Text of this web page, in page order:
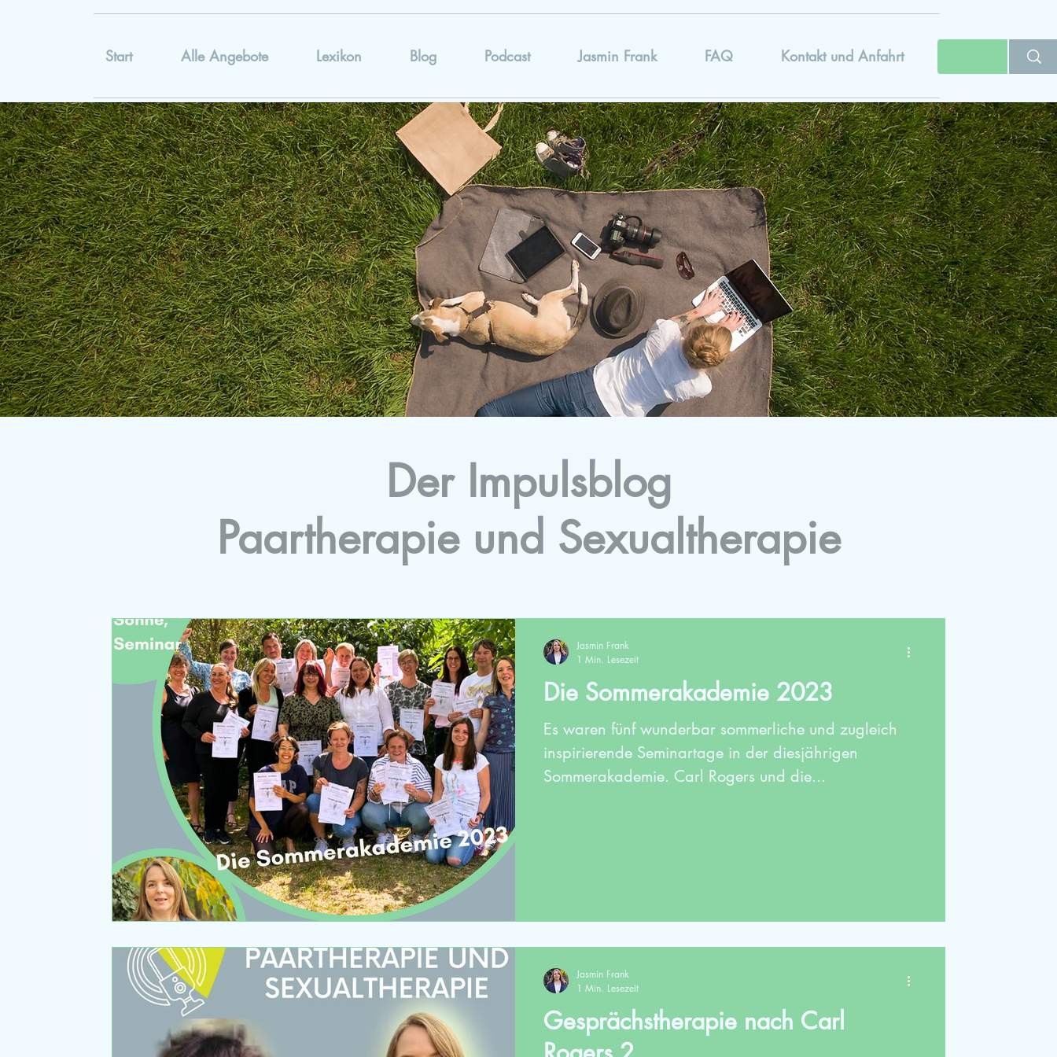
Start Alle Angebote Lexikon Blog Podcast Jasmin Frank FAQ Kontakt und Anfahrt
Der Impulsblog
Paartherapie und Sexualtherapie
Die Sommerakademie 2023
Es waren fünf wunderbar sommerliche und zugleich
inspirierende Seminartage in der diesjährigen
Sommerakademie. Carl Rogers und die...
Jasmin Frank
1 Min. Lesezeit
Gesprächstherapie nach Carl
Jasmin Frank
1 Min. Lesezeit